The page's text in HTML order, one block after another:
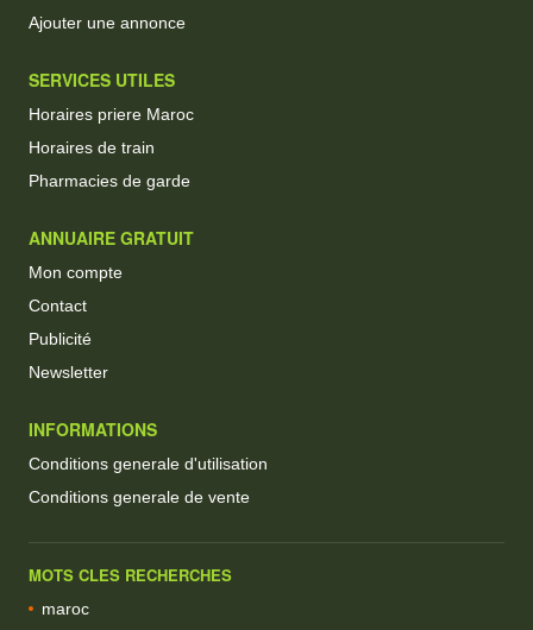
Ajouter une annonce
SERVICES UTILES
Horaires priere Maroc
Horaires de train
Pharmacies de garde
ANNUAIRE GRATUIT
Mon compte
Contact
Publicité
Newsletter
INFORMATIONS
Conditions generale d'utilisation
Conditions generale de vente
MOTS CLES RECHERCHES
maroc